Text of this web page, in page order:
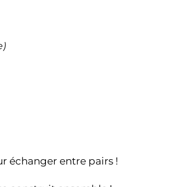
échanger entre pairs !